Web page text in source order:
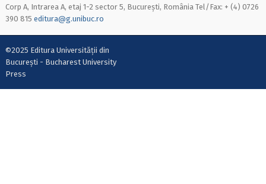
Corp A, Intrarea A, etaj 1-2 sector 5, București, România Tel/Fax: + (4) 0726
390 815 editura@g.unibuc.ro
©2025 Editura Universității din
București - Bucharest University
Press